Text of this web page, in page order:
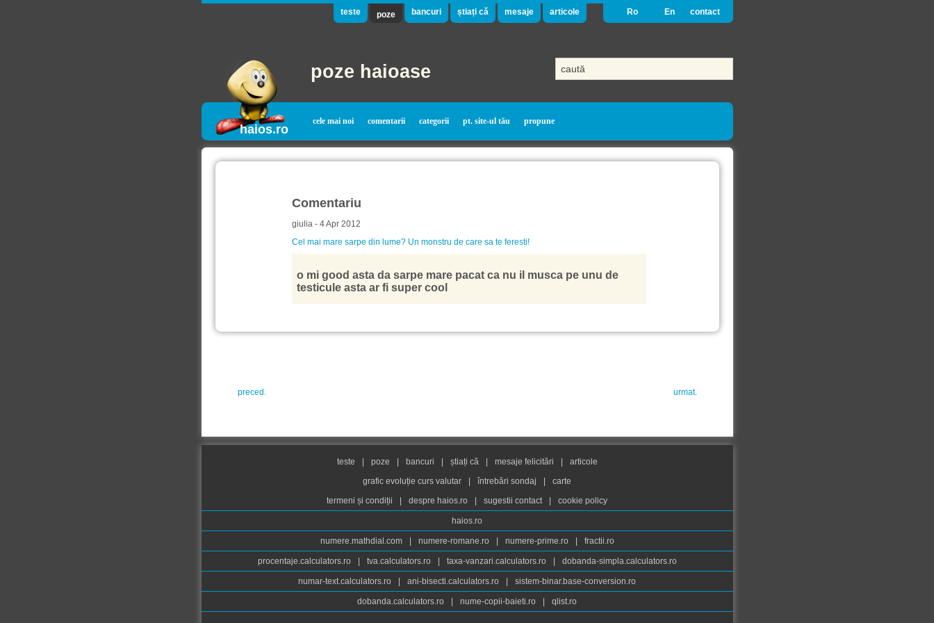
teste poze bancuri știați că mesaje articole Ro En contact
poze haioase
haios.ro
cele mai noi comentarii categorii pt. site-ul tău propune
Comentariu
giulia - 4 Apr 2012
Cel mai mare sarpe din lume? Un monstru de care sa te feresti!
o mi good asta da sarpe mare pacat ca nu il musca pe unu de
testicule asta ar fi super cool
preced. urmat.
teste poze bancuri știați că mesaje felicitări
articole
grafic evoluție curs valutar
întrebări sondaj
carte
termeni și condiții
despre haios.ro sugestii contact cookie policy
haios.ro
numere.mathdial.com numere-romane.ro numere-prime.ro fractii.ro
procentaje.calculators.ro tva.calculators.ro taxa-vanzari.calculators.ro dobanda-simpla.calculators.ro
numar-text.calculators.ro ani-bisecti.calculators.ro sistem-binar.base-conversion.ro
dobanda.calculators.ro nume-copii-baieti.ro qlist.ro